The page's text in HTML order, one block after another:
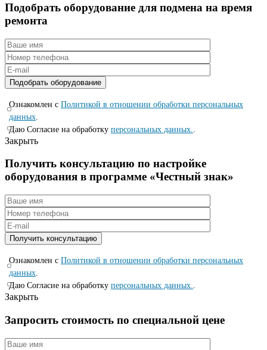
Подобрать оборудование для подмена на время
ремонта
Ознакомлен с Политикой в отношении обработки персональных
данных
Даю Согласие на обработку персональных данных.
Закрыть
Получить консультацию по настройке
оборудования в программе «Честный знак»
Ознакомлен с Политикой в отношении обработки персональных
данных.
Даю Согласие на обработку персональных данных..
Закрыть
Запросить стоимость по специальной цене